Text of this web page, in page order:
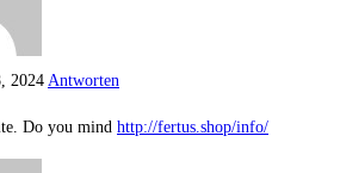
2024 Antworten
Do you mind http://fertus.shop/info/